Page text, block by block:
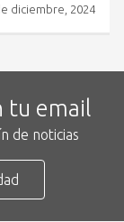
diciembre, 2024
tu email
de noticias